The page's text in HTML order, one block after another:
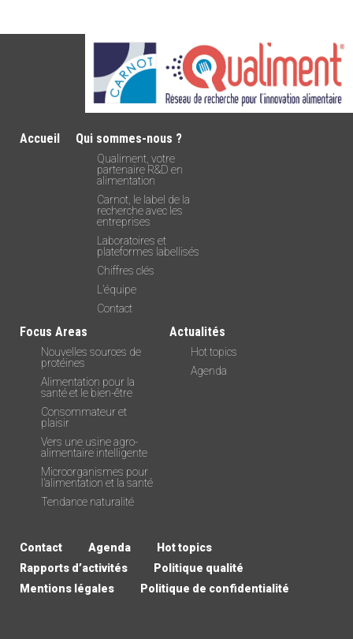
Accueil Qui sommes-nous ?
Qualiment, votre
partenaire R&D en
alimentation
Carnot, le label de la
recherche avec les
entreprises
Laboratoires et
plateformes labellisés
Chiffres clés
L’équipe
Contact
Focus Areas
Nouvelles sources de
protéines
Alimentation pour la
santé et le bien-être
Consommateur et
plaisir
Vers une usine agro-
alimentaire intelligente
Microorganismes pour
l’alimentation et la santé
Tendance naturalité
Actualités
Hot topics
Agenda
Contact Agenda
Hot topics
Rapports d’activités
Politique qualité
Mentions légales
Politique de confidentialité